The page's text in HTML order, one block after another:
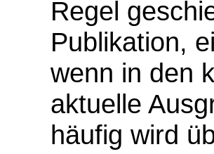
Regel
Publikation,
wenn in den
aktuelle
häufig wird